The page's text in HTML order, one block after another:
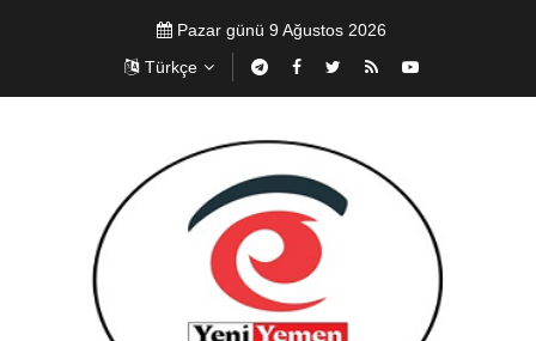
Pazar günü 9 Ağustos 2026
Türkçe